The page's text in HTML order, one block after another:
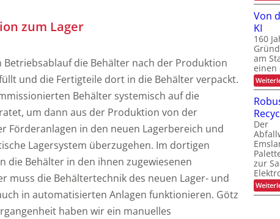
zum Lager
Betriebsablauf die Behälter nach der Produktion
und die Fertigteile dort in die Behälter verpackt.
Behälter systemisch auf die
um dann aus der Produktion von der
Förderanlagen in den neuen Lagerbereich und
Lagersystem überzugehen. Im dortigen
die Behälter in den ihnen zugewiesenen
muss die Behältertechnik des neuen Lager- und
in automatisierten Anlagen funktionieren. Götz
haben wir ein manuelles
Von
KI
160
am
einen
Der
zur